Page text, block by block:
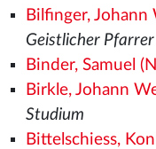
Bilfinger, Johann
Geistlicher
Binder, Samuel
Birkle, Johann
Studium
Bittelschiess,